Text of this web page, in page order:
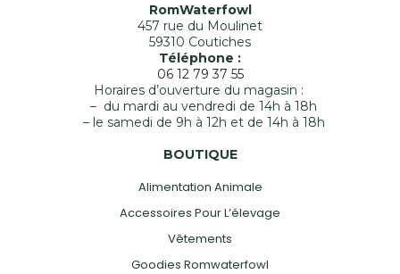
RomWaterfowl
457 rue du Moulinet
59310 Coutiches
Téléphone :
06 12 79 37 55
Horaires d’ouverture du magasin :
– du mardi au vendredi de 14h à 18h
– le samedi de 9h à 12h et de 14h à 18h
BOUTIQUE
Alimentation Animale
Accessoires Pour L’élevage
Vêtements
Goodies Romwaterfowl